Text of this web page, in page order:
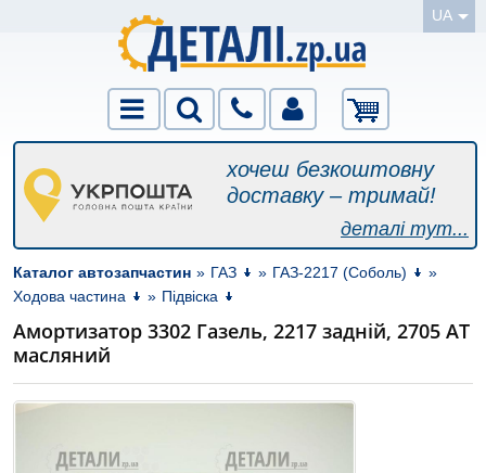
UA
хочеш безкоштовну
доставку – тримай!
деталі тут...
Каталог автозапчастин » ГАЗ » ГАЗ-2217 (Соболь)
»
Ходова частина
» Підвіска
Амортизатор 3302 Газель, 2217 задній, 2705 AТ
масляний